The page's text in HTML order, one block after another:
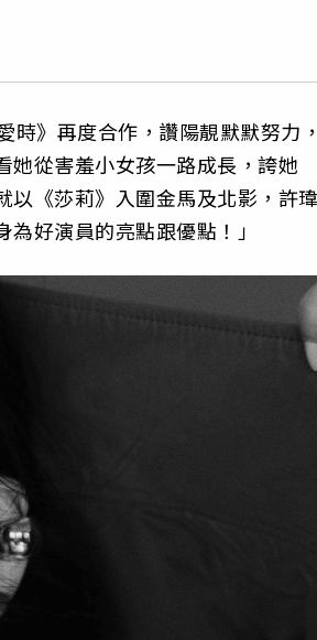
時》再度合作，讚陽靚默默努力
她從害羞小女孩一路成長，誇她
以《莎莉》入圍金馬及北影，許
好演員的亮點跟優點！」